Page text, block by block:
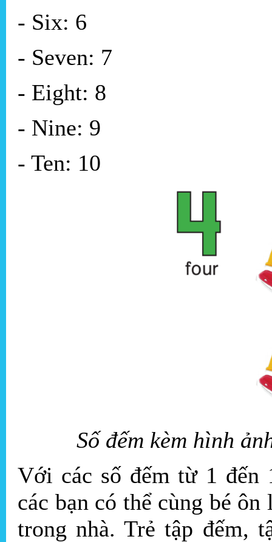
- Six: 6
- Seven: 7
- Eight: 8
- Nine: 9
- Ten: 10
Số đếm kèm hình
Với các số đếm từ 1 đến
các bạn có thể cùng bé
trong nhà. Trẻ tập đếm,